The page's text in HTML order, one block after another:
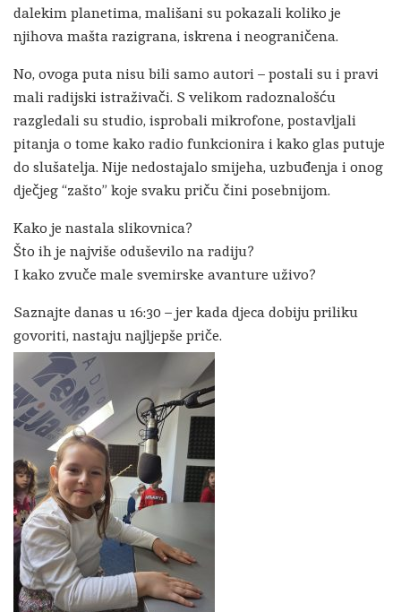
dalekim planetima, mališani su pokazali koliko je
njihova mašta razigrana, iskrena i neograničena.
No, ovoga puta nisu bili samo autori – postali su i pravi
mali radijski istraživači. S velikom radoznalošću
razgledali su studio, isprobali mikrofone, postavljali
pitanja o tome kako radio funkcionira i kako glas putuje
do slušatelja. Nije nedostajalo smijeha, uzbuđenja i onog
dječjeg “zašto” koje svaku priču čini posebnijom.
Kako je nastala slikovnica?
Što ih je najviše oduševilo na radiju?
I kako zvuče male svemirske avanture uživo?
Saznajte danas u 16:30 – jer kada djeca dobiju priliku
govoriti, nastaju najljepše priče.